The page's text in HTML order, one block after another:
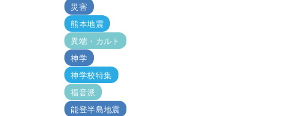
災害
熊本地震
異端・カルト
神学
神学校特集
福音派
能登半島地震